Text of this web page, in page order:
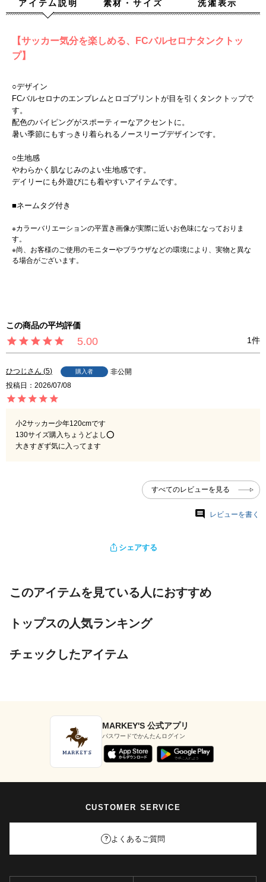
アイテム説明 素材・サイズ 洗濯表示
【サッカー気分を楽しめる、FCバルセロナタンクトッ
プ】
○デザイン
FCバルセロナのエンブレムとロゴプリントが目を引くタンクトップで
す。
配色のパイピングがスポーティーなアクセントに。
暑い季節にもすっきり着られるノースリーブデザインです。
○生地感
やわらかく肌なじみのよい生地感です。
デイリーにも外遊びにも着やすいアイテムです。
■ネームタグ付き
※カラーバリエーションの平置き画像が実際に近いお色味になっておりま
す。
※尚、お客様のご使用のモニターやブラウザなどの環境により、実物と異な
る場合がございます。
5.00 1
ひつじ 5 購入者
非公開
投稿日
2026/07/08
小2サッカー少年120cmです
130サイズ購入ちょうどよし⭕️
大きすぎず気に入ってます
すべてのレビューを見る
レビューを書く
シェアする
このアイテムを見ている人におすすめ
トップスの人気ランキング
チェックしたアイテム
MARKEY'S 公式アプリ
パスワードでかんたんログイン
CUSTOMER SERVICE
? よくあるご質問